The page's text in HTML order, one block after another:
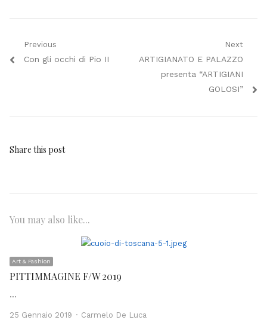
Navigazione
articoli
Previous
Previous
Con gli occhi di Pio II
Next
Next
ARTIGIANATO E PALAZZO
presenta “ARTIGIANI
GOLOSI”
Share this post
You may also like...
Art & Fashion
PITTIMMAGINE F/W 2019
…
25 Gennaio 2019 Author
Carmelo De Luca